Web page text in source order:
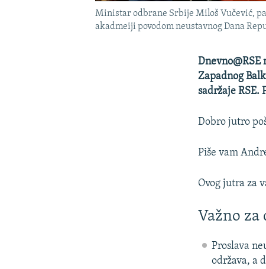
Ministar odbrane Srbije Miloš Vučević,
akadmeiji povodom neustavnog Dana
Zapadnog
sadržaje RSE.
Dobro jutro
Piše vam
Ovog jutra za
Važno za
Proslava
održava, a